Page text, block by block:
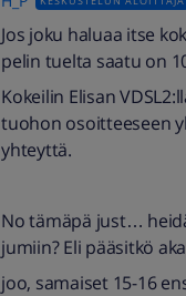
Jos joku haluaa itse
pelin tuelta saatu on
Kokeilin Elisan
tuohon osoitteeseen
yhteyttä.
No tämäpä just…
jumiin? Eli pääsitkö
joo, samaiset 15-16